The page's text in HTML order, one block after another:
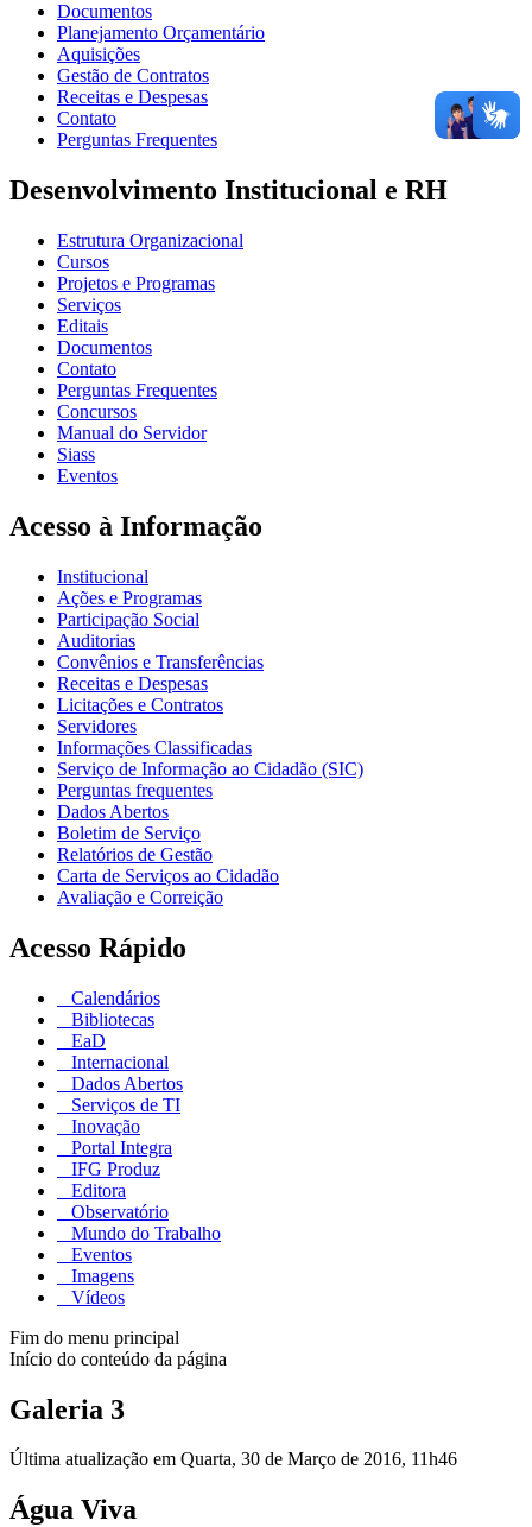
Documentos
Planejamento Orçamentário
Aquisições
Gestão de Contratos
Receitas e Despesas
Contato
Perguntas Frequentes
Desenvolvimento Institucional e RH
Estrutura Organizacional
Cursos
Projetos e Programas
Serviços
Editais
Documentos
Contato
Perguntas Frequentes
Concursos
Manual do Servidor
Siass
Eventos
Acesso à Informação
Institucional
Ações e Programas
Participação Social
Auditorias
Convênios e Transferências
Receitas e Despesas
Licitações e Contratos
Servidores
Informações Classificadas
Serviço de Informação ao Cidadão (SIC)
Perguntas frequentes
Dados Abertos
Boletim de Serviço
Relatórios de Gestão
Carta de Serviços ao Cidadão
Avaliação e Correição
Acesso Rápido
Calendários
Bibliotecas
EaD
Internacional
Dados Abertos
Serviços de TI
Inovação
Portal Integra
IFG Produz
Editora
Observatório
Mundo do Trabalho
Eventos
Imagens
Vídeos
Fim do menu principal
Início do conteúdo da página
Galeria 3
Última atualização em Quarta, 30 de Março de 2016, 11h46
Água Viva